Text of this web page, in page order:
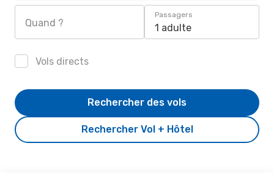
Quand ?
Passagers
1 adulte
Vols directs
Rechercher Vol + Hôtel
Rechercher des vols